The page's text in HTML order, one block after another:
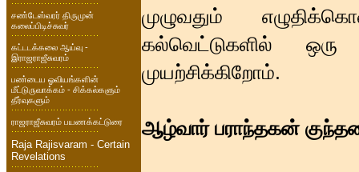
சண்டேஸ்வரர் திருமுன்
கலைப்பிடிச்சுவர்
கட்டடக்கலை ஆய்வு -
இராஜராஜீசுவரம்
பண்டைய ஓவியங்களின்
மீட்டுருவாக்கம் - சிக்கல்களும்
தீர்வுகளும்
ராஜராஜீசுவரம் பயணக்கட்டுரை
Raja Rajisvaram - Certain
Revelations
முழுவதும்
கல்வெட்டுகளில்
முயற்சிக்கிறோம்.
ஆழ்வார் பராந்தகன்